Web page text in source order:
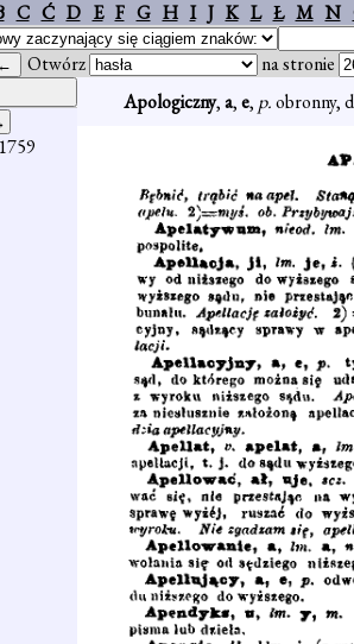
C Ć D E F G H I J K L Ł M N
Otwórz na stronie
Apologiczny,a,e, p.obronny,